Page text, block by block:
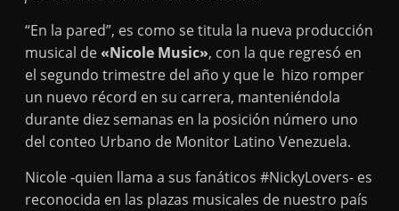
“En la pared”, es como se titula la nueva producción
musical de«Nicole Music», con la que regresó en
el segundo trimestre del año y que le hizo romper
un nuevo récord en su carrera, manteniéndola
durante diez semanas en la posición número uno
del conteo Urbano de Monitor Latino Venezuela.
Nicole -quien llama a sus fanáticos #NickyLovers- es
reconocida en las plazas musicales de nuestro país